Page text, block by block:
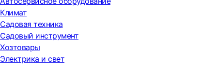
Климат
Садовая техника
Садовый инструмент
Хозтовары
Электрика и свет